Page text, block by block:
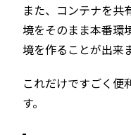
また、コンテナを共
境をそのまま本番環
境を作ることが出来
これだけですごく便
す。